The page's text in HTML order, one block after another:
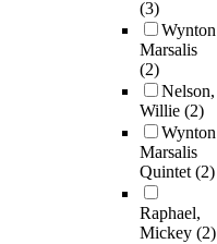
(3)
Wynton
Marsalis
(2)
Nelson,
Willie (2)
Wynton
Marsalis
Quintet(2)
Raphael,
Mickey (2)